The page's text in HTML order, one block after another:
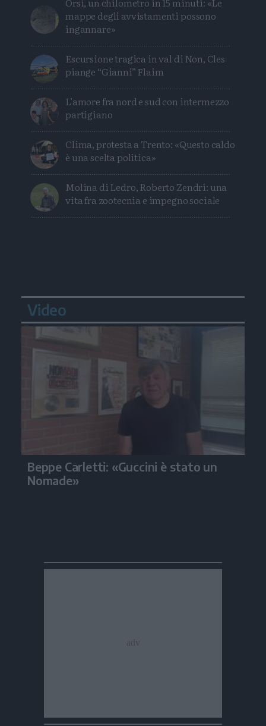
mappe degli avvistamenti possono
ingannare»
Escursione tragica in val di Non, Cles
piange “Gianni” Flaim
L’amore fra nord e sud con intermezzo
partigiano
Clima, protesta a Trento: «Questo caldo
è una scelta politica»
Molina di Ledro, Roberto Zendri: una
vita fra zootecnia e impegno sociale
Video
Beppe Carletti: «Guccini è stato un
Nomade»